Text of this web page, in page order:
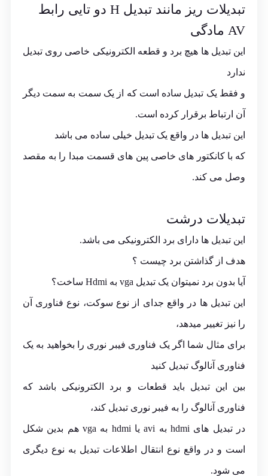
تبدیلات ریز مانند تبدیل H دو تایی رابط
AV مادگی
این تبدیل ها هیچ برد و قطعه الکترونیکی خاصی روی تبدیل
ندارد
و فقط یک تبدیل ساده است که از یک سمت به سمت دیگر
آن ارتباط برقرار کرده است.
این تبدیل ها در واقع یک تبدیل خیلی ساده می باشد
که با کانکتور های خاصی پین های قسمت مبدا را به مقصد
وصل می کند.
تبدیلات درشت
این تبدیل ها دارای برد الکترونیکی می باشد.
هدف از گذاشتن برد چیست ؟
آیا بدون برد نمیتوان یک تبدیل vga به Hdmi ساخت؟
این تبدیل ها در واقع جدای از نوع سوکت، نوع فناوری آن
را نیز تغییر میدهد،
برای مثال شما اگر یک فناوری فیبر نوری را بخواهید به یک
فناوری آنالوگ تبدیل کنید
بین این تبدیل باید قطعات و برد الکترونیکی باشد که
فناوری آنالوگ را به فیبر نوری تبدیل کند،
در تبدیل های hdmi به avi یا hdmi به vga هم بدین شکل
است و در واقع نوع انتقال اطلاعات تبدیل به نوع دیگری
می شود.